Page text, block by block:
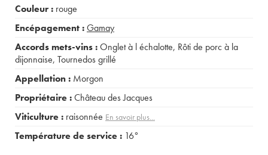
Couleur : rouge
Encépagement :Gamay
Accords mets-vins :Onglet à l échalotte, Rôti de porc à la
dijonnaise, Tournedos grillé
Appellation : Morgon
Propriétaire :Château des Jacques
Viticulture : raisonnée En savoir plus...
Température de service : 16°